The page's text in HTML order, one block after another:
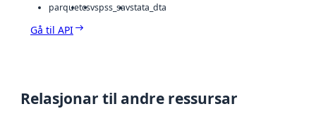
parquetcsvspss_savstata_dta
Gå til API
Relasjonar til andre ressursar